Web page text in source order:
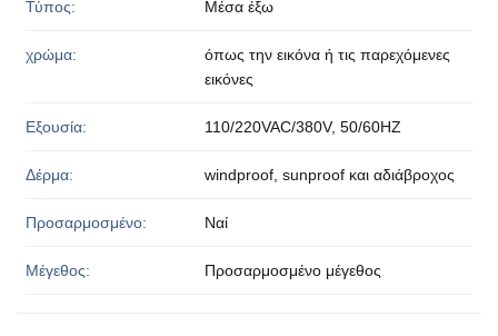
Τύπος: Μέσα έξω
χρώμα:
όπως την εικόνα ή τις παρεχόμενες
εικόνες
Εξουσία: 110/220VAC/380V, 50/60HZ
Δέρμα: windproof, sunproof και αδιάβροχος
Προσαρμοσμένο: Ναί
Μέγεθος: Προσαρμοσμένο μέγεθος